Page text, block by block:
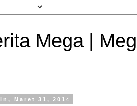
Mega |
Maret 31, 2014